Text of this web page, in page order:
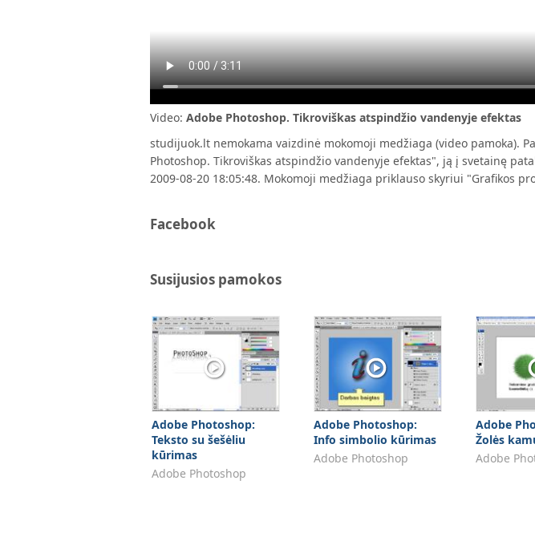
Video: Adobe Photoshop. Tikroviškas atspindžio vandenyje efektas
studijuok.lt nemokama vaizdinė mokomoji medžiaga (video pamoka).
Photoshop. Tikroviškas atspindžio vandenyje efektas", ją į svetainę
2009-08-20 18:05:48. Mokomoji medžiaga priklauso skyriui "Grafikos
Facebook
Susijusios pamokos
Adobe Photoshop:
Teksto su šešėliu
kūrimas
Adobe Photoshop
Adobe Photoshop:
Info simbolio kūrimas
Adobe Photoshop
Adobe
Žolės
Adobe